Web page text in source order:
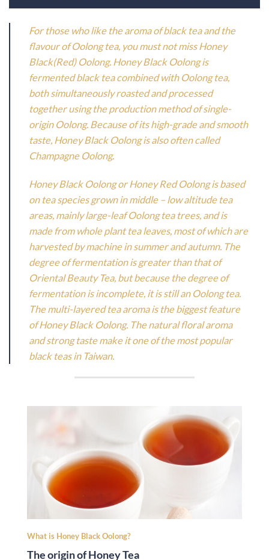
For those who like the aroma of black tea and the
flavour of Oolong tea, you must not miss Honey
Black(Red) Oolong. Honey Black Oolong is
fermented black tea combined with Oolong tea,
both simultaneously roasted and processed
together using the production method of single-
origin Oolong. Because of its high-grade and smooth
taste, Honey Black Oolong is also often called
Champagne Oolong.
Honey Black Oolong or Honey Red Oolong is based
on tea species grown in middle – low altitude tea
areas, mainly large-leaf Oolong tea trees, and is
made from whole plant tea leaves, most of which are
harvested by machine in summer and autumn. The
degree of fermentation is greater than that of
Oriental Beauty Tea, but because the degree of
fermentation is incomplete, it is still an Oolong tea.
The multi-layered tea aroma is the biggest feature
of Honey Black Oolong. The natural floral aroma
and strong taste make it one of the most popular
black teas in Taiwan.
What is Honey Black Oolong?
The origin of Honey Tea